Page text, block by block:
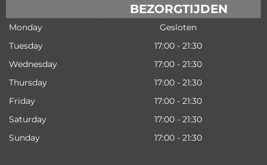
BEZORGTIJDEN
Monday
Gesloten
Tuesday
17:00 - 21:30
Wednesday
17:00 - 21:30
Thursday
17:00 - 21:30
Friday
17:00 - 21:30
Saturday
17:00 - 21:30
Sunday
17:00 - 21:30